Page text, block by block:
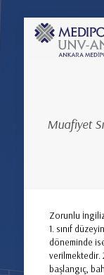
Muafiyet
Zorunlu
1. sınıf
döneminde
verilmektedir.
başlangıç,